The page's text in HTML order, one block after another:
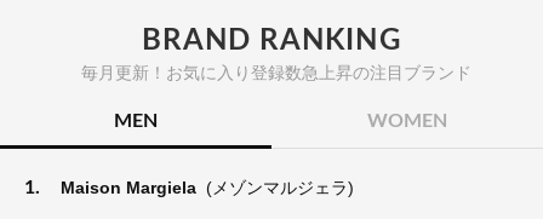
BRAND RANKING
毎月更新！お気に入り登録数急上昇の注目ブランド
MEN WOMEN
1. Maison Margiela (メゾンマルジェラ)